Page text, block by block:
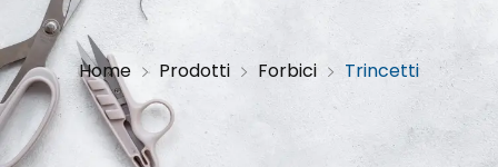
Home Prodotti Forbici Trincetti